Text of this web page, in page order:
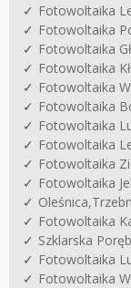
Fotowoltaika
Fotowoltaika
Fotowoltaika
Fotowoltaika
Fotowoltaika
Fotowoltaika
Fotowoltaika
Fotowoltaika
Fotowoltaika
Fotowoltaika
Fotowoltaika
Szklarska
Fotowoltaika
Fotowoltaika